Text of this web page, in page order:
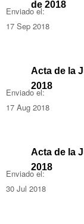
de 2018
Enviado el:
17 Sep 2018
Acta de la
2018
Enviado el:
17 Aug 2018
Acta de la
2018
Enviado el:
30 Jul 2018